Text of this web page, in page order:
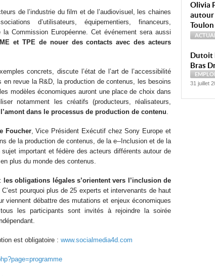
de l’industrie du film et de l’audiovisuel, les chaines
d’utilisateurs, équipementiers, financeurs,
Commission Européenne. Cet événement sera aussi
et TPE de nouer des contacts avec des acteurs
concrets, discute l’état de l’art de l’accessibilité
revue la R&D, la production de contenus, les besoins
modèles économiques auront une place de choix dans
notamment les créatifs (producteurs, réalisateurs,
dans le processus de production de contenu.
Foucher, Vice Président Exécutif chez Sony Europe et
de la production de contenus, de la e-­‐Inclusion et de la
important et fédère des acteurs différents autour de
plus du monde des contenus.
les obligations légales s’orientent vers l’inclusion de
C’est pourquoi plus de 25 experts et intervenants de haut
viennent débattre des mutations et enjeux économiques
les participants sont invités à rejoindre la soirée
est obligatoire : www.socialmedia4d.com
Olivia
autour
Toulon
Dutoit
Bras
EMPLOI
31 juillet